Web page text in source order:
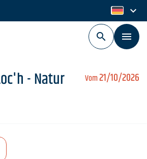
de
keyboard_arrow_down
Vom21/10/2026
- Natur